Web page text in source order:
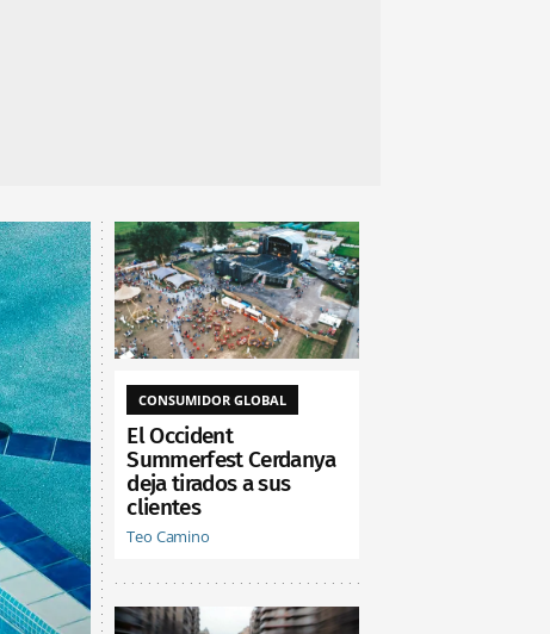
CONSUMIDOR GLOBAL
El Occident
Summerfest Cerdanya
deja tirados a sus
clientes
Teo Camino